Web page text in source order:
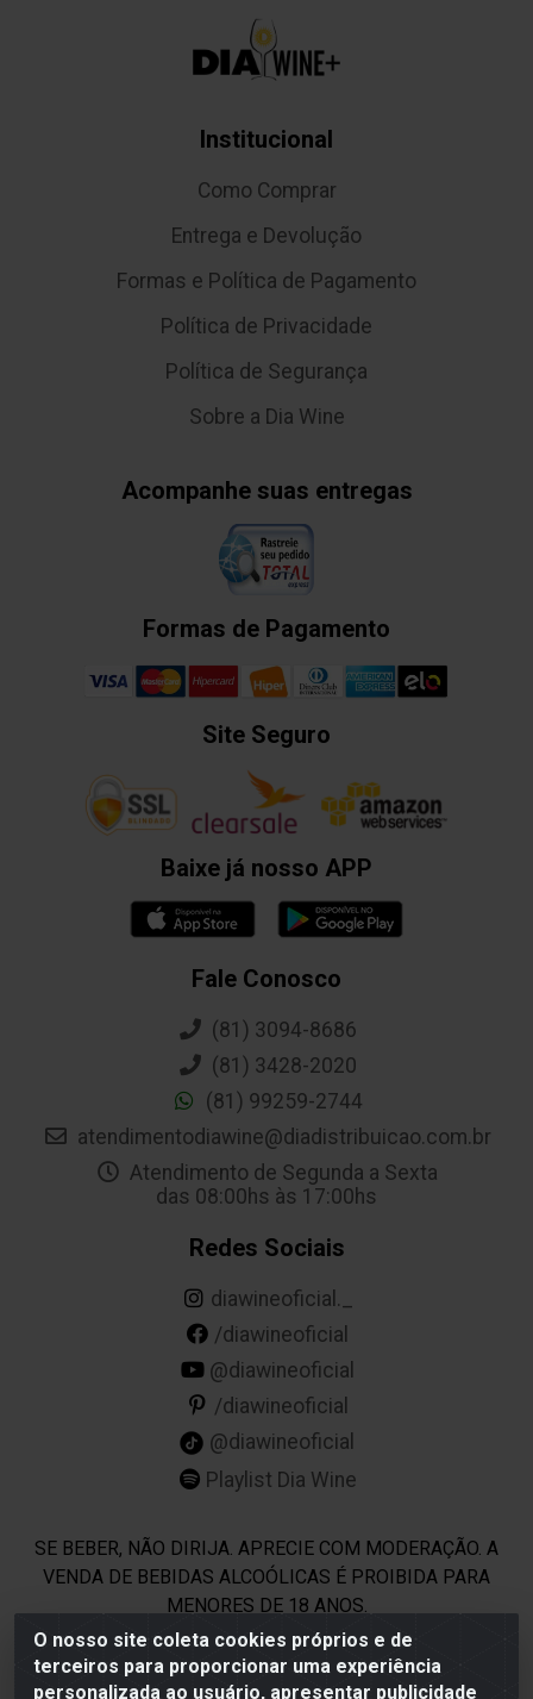
O nosso site coleta cookies próprios e de
terceiros para proporcionar uma experiência
personalizada ao usuário, apresentar publicidade
Institucional
Como Comprar
Entrega e Devolução
Formas e Política de Pagamento
Política de Privacidade
Política de Segurança
Sobre a Dia Wine
Acompanhe suas entregas
Formas de Pagamento
Site Seguro
Baixe já nosso APP
Fale Conosco
(81) 3094-8686
(81) 3428-2020
(81) 99259-2744
atendimentodiawine@diadistribuicao.com.br
Atendimento de Segunda a Sexta
das 08:00hs às 17:00hs
Redes Sociais
diawineoficial._
/diawineoficial
@diawineoficial
/diawineoficial
@diawineoficial
Playlist Dia Wine
SE BEBER, NÃO DIRIJA. APRECIE COM MODERAÇÃO. A
VENDA DE BEBIDAS ALCOÓLICAS É PROIBIDA PARA
MENORES DE 18 ANOS.
Dia Wine - Rodovia BR 232 KM 22,5 - Moreno/PE - CEP 54800-